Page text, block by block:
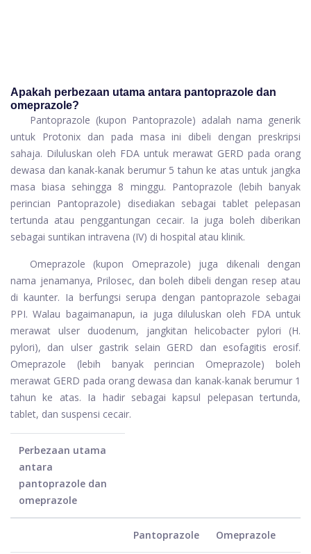
Apakah perbezaan utama antara pantoprazole dan
omeprazole?
Pantoprazole (kupon Pantoprazole) adalah nama generik
untuk Protonix dan pada masa ini dibeli dengan preskripsi
sahaja. Diluluskan oleh FDA untuk merawat GERD pada orang
dewasa dan kanak-kanak berumur 5 tahun ke atas untuk jangka
masa biasa sehingga 8 minggu. Pantoprazole (lebih banyak
perincian Pantoprazole) disediakan sebagai tablet pelepasan
tertunda atau penggantungan cecair. Ia juga boleh diberikan
sebagai suntikan intravena (IV) di hospital atau klinik.
Omeprazole (kupon Omeprazole) juga dikenali dengan
nama jenamanya, Prilosec, dan boleh dibeli dengan resep atau
di kaunter. Ia berfungsi serupa dengan pantoprazole sebagai
PPI. Walau bagaimanapun, ia juga diluluskan oleh FDA untuk
merawat ulser duodenum, jangkitan helicobacter pylori (H.
pylori), dan ulser gastrik selain GERD dan esofagitis erosif.
Omeprazole (lebih banyak perincian Omeprazole) boleh
merawat GERD pada orang dewasa dan kanak-kanak berumur 1
tahun ke atas. Ia hadir sebagai kapsul pelepasan tertunda,
tablet, dan suspensi cecair.
Perbezaan utama
antara
pantoprazole dan
omeprazole
Pantoprazole Omeprazole